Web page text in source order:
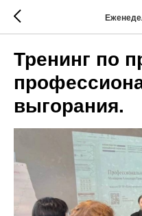
Тренинг по
выгорания.